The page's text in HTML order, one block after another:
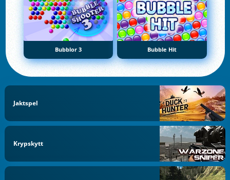
Bubblor 3 Bubble Hit
Jaktspel
Krypskytt